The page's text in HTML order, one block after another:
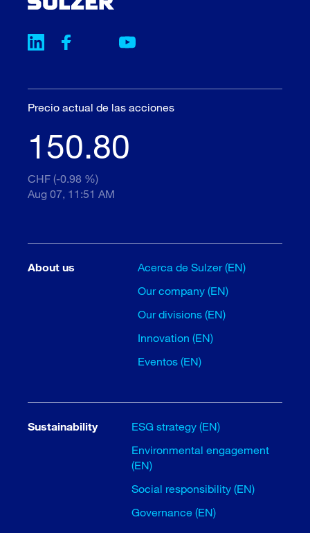
Precio actual de las acciones
150.80
CHF (-0.98 %)
Aug 07, 11:51 AM
About us
Acerca de Sulzer (EN)
Our company (EN)
Our divisions (EN)
Innovation (EN)
Eventos (EN)
Sustainability
ESG strategy (EN)
Environmental engagement
(EN)
Social responsibility (EN)
Governance (EN)